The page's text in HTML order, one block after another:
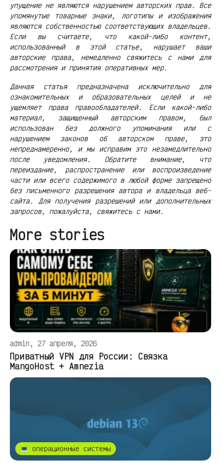
упущение не являются нарушением авторских прав. Все
упомянутые товарные знаки, логотипы и изображения
являются собственностью соответствующих владельцев.
Если вы считаете, что какой-либо контент,
использованный в этой статье, нарушает ваши
авторские права, немедленно свяжитесь с нами для
рассмотрения и принятия оперативных мер.
Данная статья предназначена исключительно для
ознакомительных и образовательных целей и не
ущемляет права правообладателей. Если какой-либо
материал, защищенный авторским правом, был
использован без должного упоминания или с
нарушением законов об авторском праве, это
непреднамеренно, и мы исправим это незамедлительно
после уведомления. Обратите внимание, что
переиздание, распространение или воспроизведение
части или всего содержимого в любой форме запрещено
без письменного разрешения автора и владельца веб-
сайта. Для получения разрешений или дополнительных
запросов, пожалуйста, свяжитесь с нами.
More stories
admin, 27 апреля, 2026
Приватный VPN для России: Связка
MangoHost + Amnezia
💻 операционные системы